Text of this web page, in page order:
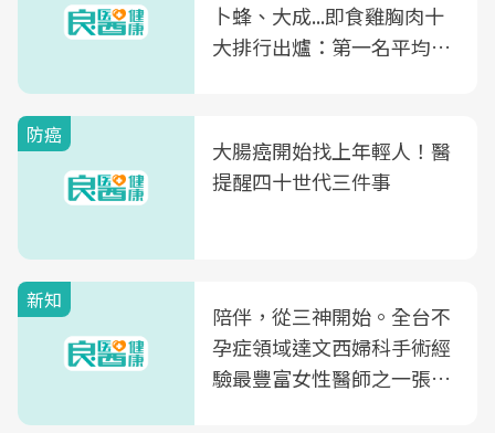
卜蜂、大成...即食雞胸肉十
大排行出爐：第一名平均一
防癌
大腸癌開始找上年輕人！醫
提醒四十世代三件事
新知
陪伴，從三神開始。全台不
孕症領域達文西婦科手術經
驗最豐富女性醫師之一張永